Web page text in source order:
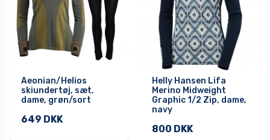
Aeonian/Helios
skiundertøj, sæt,
dame, grøn/sort
649 DKK
Helly Hansen Lifa
Merino Midweight
Graphic 1/2 Zip, dame,
navy
800 DKK